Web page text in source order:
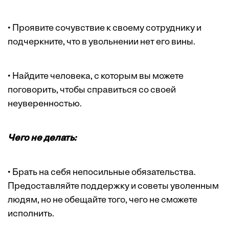
• Проявите сочувствие к своему сотруднику и
подчеркните, что в увольнении нет его вины.
• Найдите человека, с которым вы можете
поговорить, чтобы справиться со своей
неуверенностью.
Чего не делать:
• Брать на себя непосильные обязательства.
Предоставляйте поддержку и советы уволенным
людям, но не обещайте того, чего не сможете
исполнить.